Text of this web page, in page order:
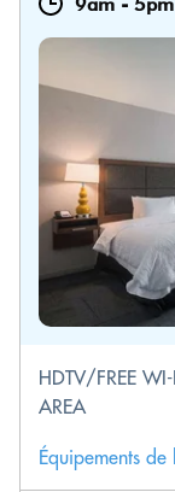
HDTV/FREE
AREA
Équipements